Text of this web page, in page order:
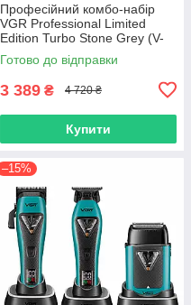
Професійний комбо-набір
VGR Professional Limited
Edition Turbo Stone Grey (V-
640)
Готово до відправки
3 389 ₴ 4 720 ₴
Купити
–15%